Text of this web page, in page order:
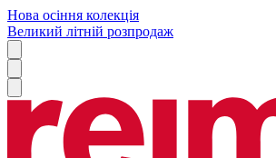
Нова осіння колекція
Великий літній розпродаж